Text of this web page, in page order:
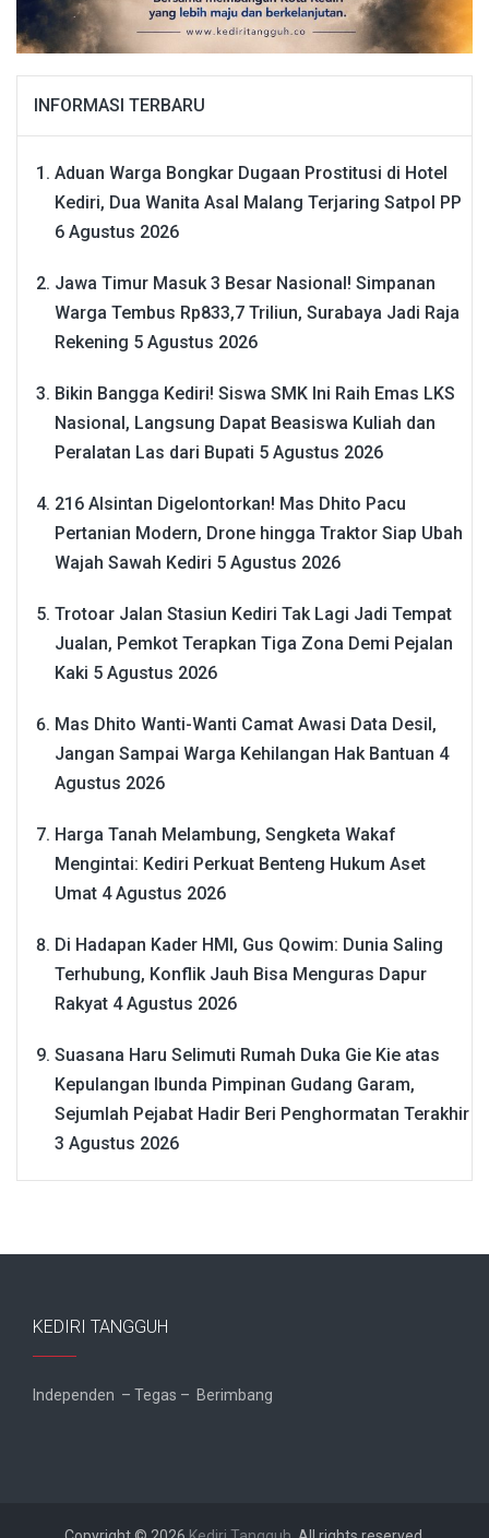
INFORMASI TERBARU
Aduan Warga Bongkar Dugaan Prostitusi di Hotel
Kediri, Dua Wanita Asal Malang Terjaring Satpol PP
6 Agustus 2026
Jawa Timur Masuk 3 Besar Nasional! Simpanan
Warga Tembus Rp833,7 Triliun, Surabaya Jadi Raja
Rekening 5 Agustus 2026
Bikin Bangga Kediri! Siswa SMK Ini Raih Emas LKS
Nasional, Langsung Dapat Beasiswa Kuliah dan
Peralatan Las dari Bupati 5 Agustus 2026
216 Alsintan Digelontorkan! Mas Dhito Pacu
Pertanian Modern, Drone hingga Traktor Siap Ubah
Wajah Sawah Kediri 5 Agustus 2026
Trotoar Jalan Stasiun Kediri Tak Lagi Jadi Tempat
Jualan, Pemkot Terapkan Tiga Zona Demi Pejalan
Kaki 5 Agustus 2026
Mas Dhito Wanti-Wanti Camat Awasi Data Desil,
Jangan Sampai Warga Kehilangan Hak Bantuan 4
Agustus 2026
Harga Tanah Melambung, Sengketa Wakaf
Mengintai: Kediri Perkuat Benteng Hukum Aset
Umat 4 Agustus 2026
Di Hadapan Kader HMI, Gus Qowim: Dunia Saling
Terhubung, Konflik Jauh Bisa Menguras Dapur
Rakyat 4 Agustus 2026
Suasana Haru Selimuti Rumah Duka Gie Kie atas
Kepulangan Ibunda Pimpinan Gudang Garam,
Sejumlah Pejabat Hadir Beri Penghormatan Terakhir
3 Agustus 2026
KEDIRI TANGGUH
Independen – Tegas – Berimbang